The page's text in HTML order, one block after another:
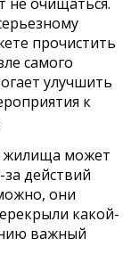
прочистить
самого
улучшить
к
жилища может
действий
они
какой-
важный